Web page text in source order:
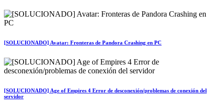
[SOLUCIONADO] Avatar: Fronteras de Pandora Crashing en PC
[SOLUCIONADO] Age of Empires 4 Error de desconexión/problemas de conexión del
servidor